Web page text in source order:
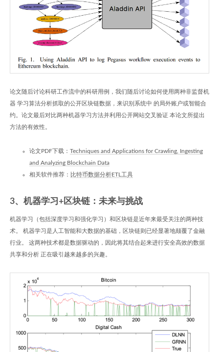
论文随后讨论科研工作流中的科研用例，我们随后讨论如何使用两种非监督机
器 学习算法分析抓取的公开区块链数据，来识别系统中 的局外账户或智能合
约。论文最后对比两种机器学习方法并利用公开网站交叉验证 本论文所提出
方法的有效性。
论文PDF下载： Techniques and Applications for Crawling, Ingesting
and Analyzing Blockchain Data
相关软件推荐： 比特币数据分析ETL工具
3、机器学习+区块链：未来与挑战
机器学习（包括深度学习和强化学习）和区块链是近年来最受关注的两种技
术。 机器学习是人工智能和大数据的基础，区块链则已经显著地颠覆了金融
行业。 这两种技术都是数据驱动的，因此将其结合起来进行安全高效的数据
共享和分析 正在吸引越来越多的兴趣。